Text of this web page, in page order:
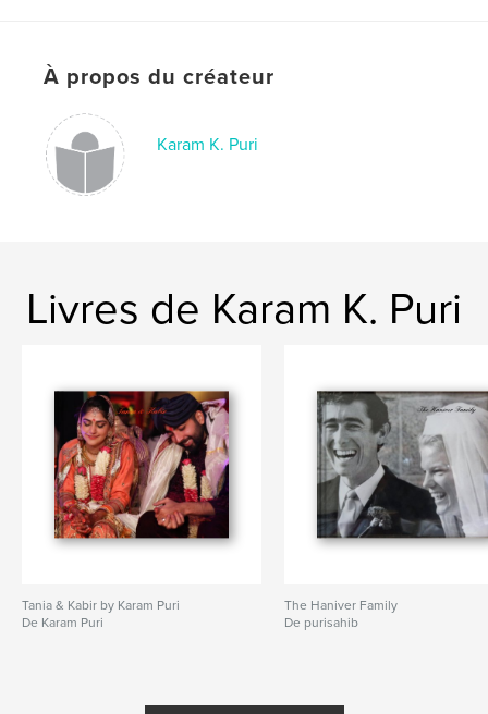
À propos du créateur
Karam K. Puri
Livres de Karam K. Puri
Tania & Kabir by Karam Puri
De Karam Puri
The Haniver Family
De purisahib